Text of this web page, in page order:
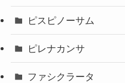
ピスピノーサム
ピレナカンサ
ファシクラータ